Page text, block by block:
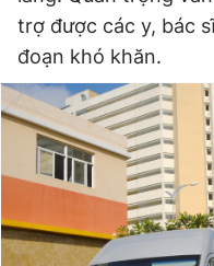
trợ được các y, bác
đoạn khó khăn.